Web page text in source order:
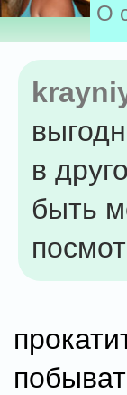
О
в
быть